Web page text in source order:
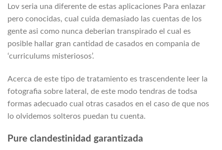
Lov seri­a una diferente de estas aplicaciones Para enlazar
pero conocidas, cual cuida demasiado las cuentas de los
gente asi­ como nunca deberian transpirado el cual es
posible hallar gran cantidad de casados en compania de
‘curriculums misteriosos’.
Acerca de este tipo de tratamiento es trascendente leer la
fotografia sobre lateral, de este modo tendras de todsa
formas adecuado cual otras casados en el caso de que nos
lo olvidemos solteros puedan tu cuenta.
Pure clandestinidad garantizada